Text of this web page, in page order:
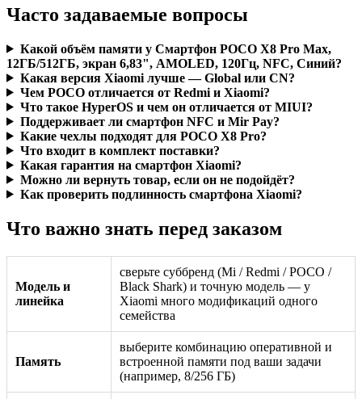
Часто задаваемые вопросы
Какой объём памяти у Смартфон POCO X8 Pro Max,
12ГБ/512ГБ, экран 6,83", AMOLED, 120Гц, NFC, Синий?
Какая версия Xiaomi лучше — Global или CN?
Чем POCO отличается от Redmi и Xiaomi?
Что такое HyperOS и чем он отличается от MIUI?
Поддерживает ли смартфон NFC и Mir Pay?
Какие чехлы подходят для POCO X8 Pro?
Что входит в комплект поставки?
Какая гарантия на смартфон Xiaomi?
Можно ли вернуть товар, если он не подойдёт?
Как проверить подлинность смартфона Xiaomi?
Что важно знать перед заказом
Модель и
линейка
сверьте суббренд (Mi / Redmi / POCO /
Black Shark) и точную модель — у
Xiaomi много модификаций одного
семейства
Память
выберите комбинацию оперативной и
встроенной памяти под ваши задачи
(например, 8/256 ГБ)